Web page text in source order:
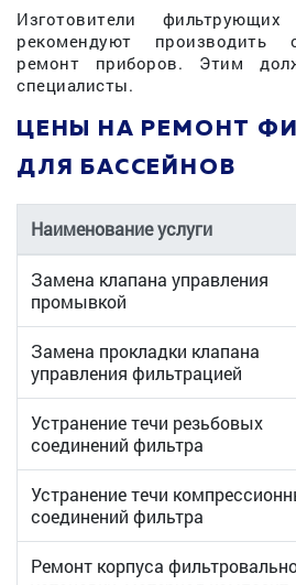
Изготовители
рекомендуют производить
ремонт приборов. Этим
специалисты.
ЦЕНЫ НА РЕМОНТ
ДЛЯ БАССЕЙНОВ
Наименование услуги
Замена клапана управления
промывкой
Замена прокладки клапана
управления фильтрацией
Устранение течи резьбовых
соединений фильтра
Устранение течи
соединений фильтра
Ремонт корпуса